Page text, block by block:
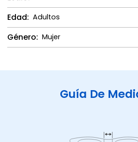
Edad: Adultos
Género: Mujer
Guía De